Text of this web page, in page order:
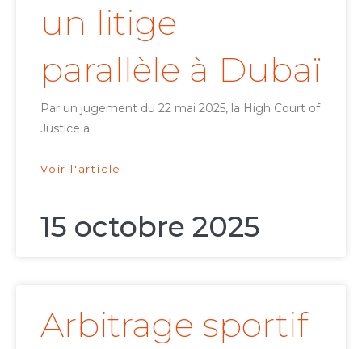
un litige
parallèle à Dubaï
Par un jugement du 22 mai 2025, la High Court of
Justice a
Voir l'article
15 octobre 2025
Arbitrage sportif